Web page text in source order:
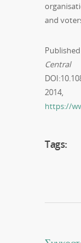
and
2014,
https://
Tags: